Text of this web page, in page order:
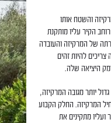
והשטח אותו
הקיר עליו מותקנת
של המרקיזה והעובדה
להיות זהים
היציאה שלה.
יותר מגובה המרקיזה,
המרקיזה. החלק הקבוע
ועליו מתקינים את